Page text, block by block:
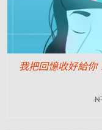
我把回憶收好給你